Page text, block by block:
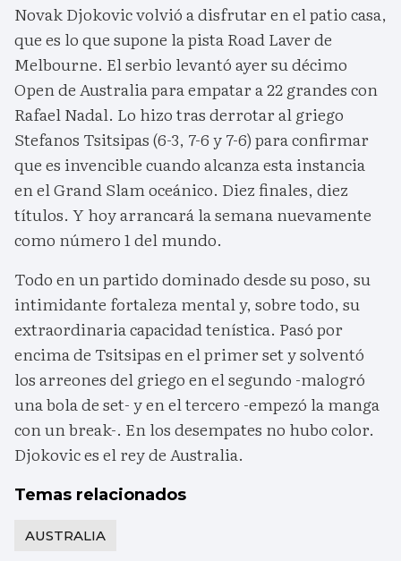
Novak Djokovic volvió a disfrutar en el patio casa,
que es lo que supone la pista Road Laver de
Melbourne. El serbio levantó ayer su décimo
Open de Australia para empatar a 22 grandes con
Rafael Nadal. Lo hizo tras derrotar al griego
Stefanos Tsitsipas (6-3, 7-6 y 7-6) para confirmar
que es invencible cuando alcanza esta instancia
en el Grand Slam oceánico. Diez finales, diez
títulos. Y hoy arrancará la semana nuevamente
como número 1 del mundo.
Todo en un partido dominado desde su poso, su
intimidante fortaleza mental y, sobre todo, su
extraordinaria capacidad tenística. Pasó por
encima de Tsitsipas en el primer set y solventó
los arreones del griego en el segundo -malogró
una bola de set- y en el tercero -empezó la manga
con un break-. En los desempates no hubo color.
Djokovic es el rey de Australia.
Temas relacionados
AUSTRALIA